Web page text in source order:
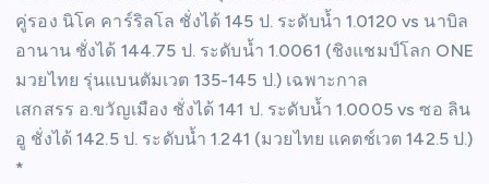
คู่รอง นิโค คาร์ริลโล ชั่งได้ 145 ป. ระดับน้ำ 1.0120 vs นาบิล
อานาน ชั่งได้ 144.75 ป. ระดับน้ำ 1.0061 (ชิงแชมป์โลก ONE
มวยไทย รุ่นแบนตัมเวต 135-145 ป.) เฉพาะกาล
เสกสรร อ.ขวัญเมือง ชั่งได้ 141 ป. ระดับน้ำ 1.0005 vs ซอ ลิน
อู ชั่งได้ 142.5 ป. ระดับน้ำ 1.241 (มวยไทย แคตช์เวต 142.5 ป.)
*